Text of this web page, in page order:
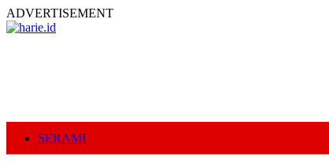
ADVERTISEMENT
SERAMI